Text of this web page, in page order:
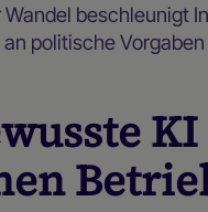
beschleunigt
politische